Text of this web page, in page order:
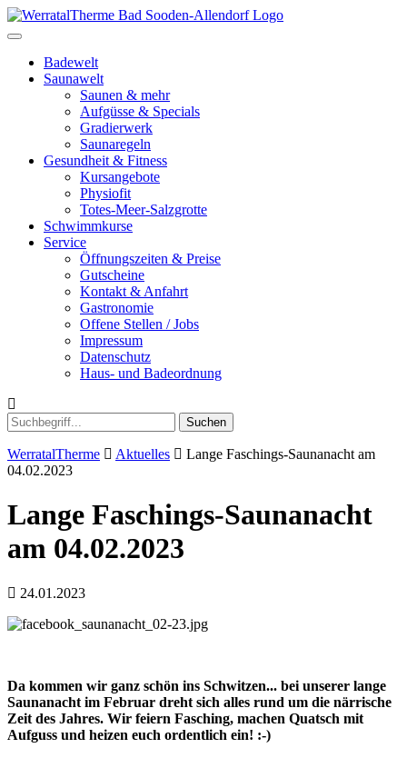
Toggle
navigationBadewelt
Saunawelt
Saunen & mehr
Aufgüsse & Specials
Gradierwerk
Saunaregeln
Gesundheit & Fitness
Kursangebote
Physiofit
Totes-Meer-Salzgrotte
Schwimmkurse
Service
Öffnungszeiten & Preise
Gutscheine
Kontakt & Anfahrt
Gastronomie
Offene Stellen / Jobs
Impressum
Datenschutz
Haus- und Badeordnung
Suchen
WerratalTherme Aktuelles
Lange Faschings-Saunanacht am
04.02.2023
Lange Faschings-Saunanacht
am 04.02.2023
24.01.2023
Da kommen wir ganz schön ins Schwitzen... bei unserer lange
Saunanacht im Februar dreht sich alles rund um die närrische
Zeit des Jahres. Wir feiern Fasching, machen Quatsch mit
Aufguss und heizen euch ordentlich ein! :-)